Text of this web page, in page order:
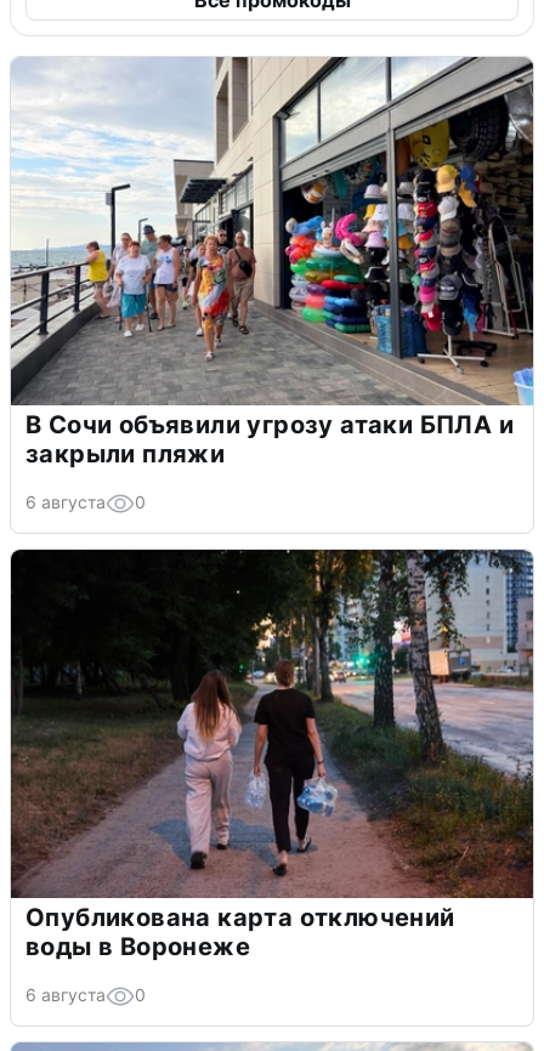
В Сочи объявили угрозу атаки БПЛА и
закрыли пляжи
6 августа 0
Опубликована карта отключений
воды в Воронеже
6 августа 0